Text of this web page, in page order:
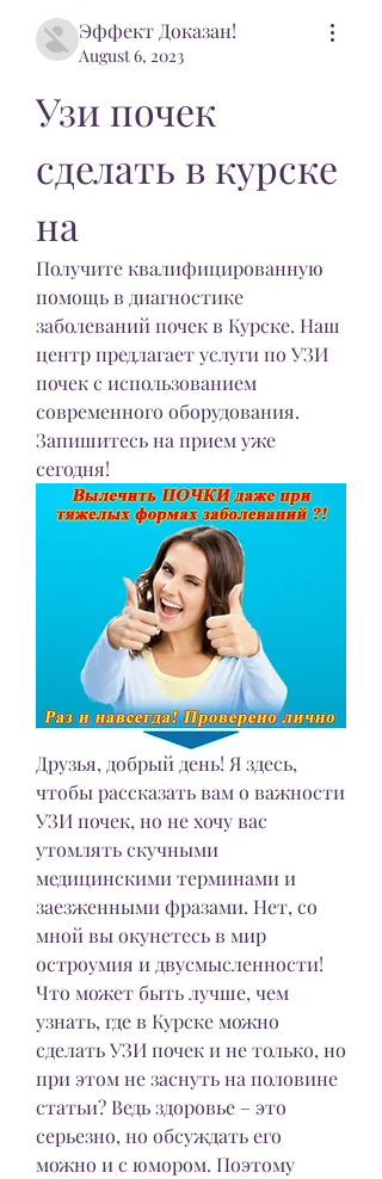
Эффект Доказан!
August 6, 2023
Узи почек
сделать в курске
на
Получите квалифицированную
помощь в диагностике
заболеваний почек в Курске. Наш
центр предлагает услуги по УЗИ
почек с использованием
современного оборудования.
Запишитесь на прием уже
сегодня!
Друзья, добрый день! Я здесь,
чтобы рассказать вам о важности
УЗИ почек, но не хочу вас
утомлять скучными
медицинскими терминами и
заезженными фразами. Нет, со
мной вы окунетесь в мир
остроумия и двусмысленности!
Что может быть лучше, чем
узнать, где в Курске можно
сделать УЗИ почек и не только, но
при этом не заснуть на половине
статьи? Ведь здоровье – это
серьезно, но обсуждать его
можно и с юмором. Поэтому